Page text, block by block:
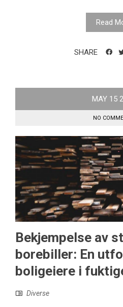
Read
SHARE
MAY 15
NO
Bekjempelse av
borebiller: En
boligeiere i
Diverse